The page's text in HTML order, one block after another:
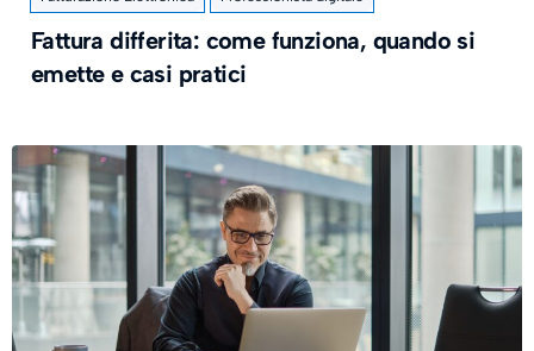
Fattura differita: come funziona, quando si
emette e casi pratici